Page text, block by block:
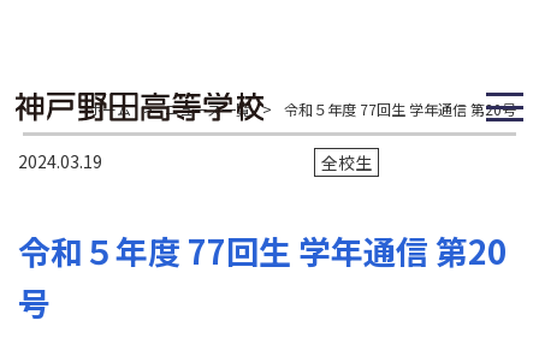
ホーム > ニュース一覧 > 令和５年度 77回生 学年通信 第20号
2024.03.19 全校生
令和５年度 77回生 学年通信 第20
号